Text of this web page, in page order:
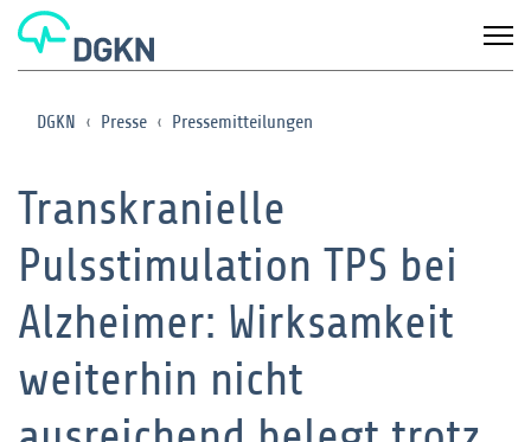
DGKN Presse Pressemitteilungen
Transkranielle
Pulsstimulation TPS bei
Alzheimer: Wirksamkeit
weiterhin nicht